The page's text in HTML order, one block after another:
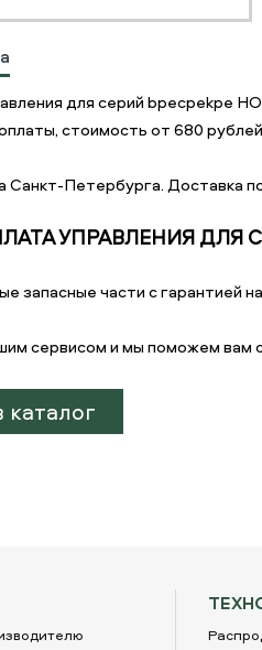
для серий bpecpekpe
стоимость от 680
Петербурга. Доставка
УПРАВЛЕНИЯ ДЛЯ
запасные части с гарантией
сервисом и мы поможем вам
каталог